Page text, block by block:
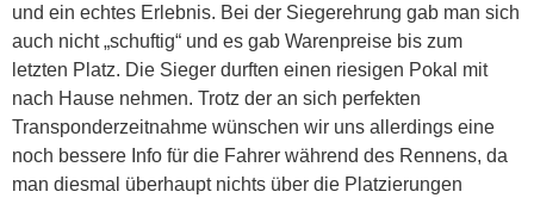
und ein echtes Erlebnis. Bei der Siegerehrung gab man sich
auch nicht „schuftig“ und es gab Warenpreise bis zum
letzten Platz. Die Sieger durften einen riesigen Pokal mit
nach Hause nehmen. Trotz der an sich perfekten
Transponderzeitnahme wünschen wir uns allerdings eine
noch bessere Info für die Fahrer während des Rennens, da
man diesmal überhaupt nichts über die Platzierungen